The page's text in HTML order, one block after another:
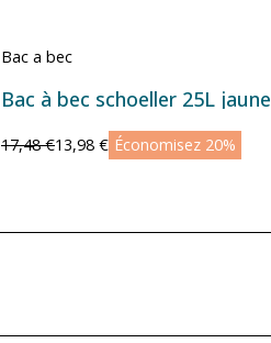
Bac a bec
Bac à bec schoeller 25L jaune
17,48 €13,98 € Économisez 20%